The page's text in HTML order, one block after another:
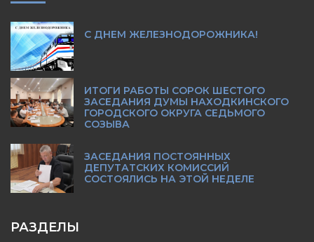
С ДНЕМ ЖЕЛЕЗНОДОРОЖНИКА!
ИТОГИ РАБОТЫ СОРОК ШЕСТОГО
ЗАСЕДАНИЯ ДУМЫ НАХОДКИНСКОГО
ГОРОДСКОГО ОКРУГА СЕДЬМОГО
СОЗЫВА
ЗАСЕДАНИЯ ПОСТОЯННЫХ
ДЕПУТАТСКИХ КОМИССИЙ
СОСТОЯЛИСЬ НА ЭТОЙ НЕДЕЛЕ
РАЗДЕЛЫ